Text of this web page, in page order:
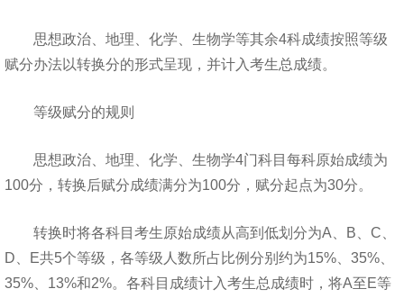
思想政治、地理、化学、生物学等其余4科成绩按照等级
赋分办法以转换分的形式呈现，并计入考生总成绩。
等级赋分的规则
思想政治、地理、化学、生物学4门科目每科原始成绩为
100分，转换后赋分成绩满分为100分，赋分起点为30分。
转换时将各科目考生原始成绩从高到低划分为A、B、C、
D、E共5个等级，各等级人数所占比例分别约为15%、35%、
35%、13%和2%。各科目成绩计入考生总成绩时，将A至E等